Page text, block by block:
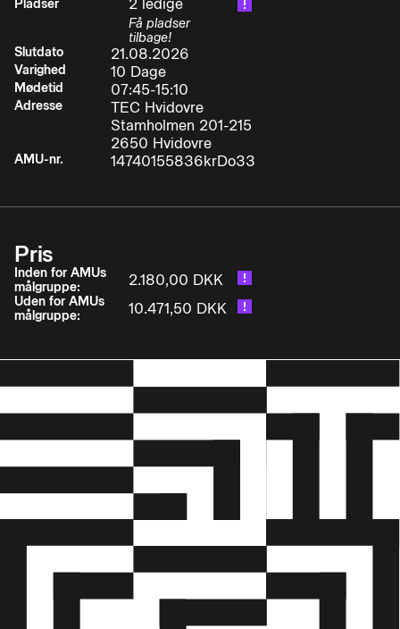
montere dette korrektEfter endt uddannelse kan
• betjene mobile kraner sikkerheds
• og sundhedsmæssigt fuldt forsvarligt, herunder
• vurdere byrders vægt og tyngdepunktets
placering, og vide om byrden er anhugget
korrekt, inden der løftes
håndsignaler (standardtegn) og brug af radio
• gennemføre de eftersyn, som kranføreren er
ansvarlig for, herunder eftersyn af anhugningsgrej
der skal anvendes, med udgangspunkt i
leverandørens brugsanvisning
Pladser 2 ledige
Få pladser
tilbage!
Slutdato
21.08.2026
Varighed 10 Dage
Mødetid 07:45-15:10
Adresse
TEC Hvidovre
Stamholmen 201-215
2650 Hvidovre
AMU-nr. 14740155836krDo33
Pris
Inden for AMUs
målgruppe:
2.180,00 DKK
Uden for AMUs
målgruppe:
10.471,50 DKK